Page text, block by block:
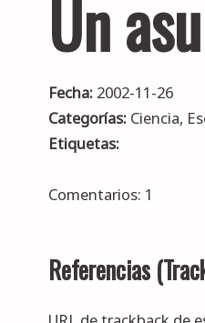
Un
Fecha: 2002-11-26
Categorías: Ciencia,
Etiquetas:
Comentarios: 1
Referencias